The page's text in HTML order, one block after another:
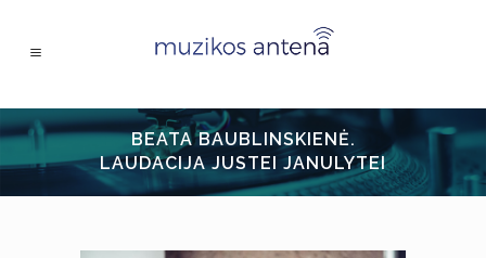
BEATA BAUBLINSKIENĖ.
LAUDACIJA JUSTEI JANULYTEI